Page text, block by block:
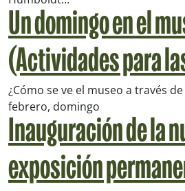
Un domingo en el
(Actividades para
¿Cómo se ve el museo a través
febrero, domingo
Inauguración de la
exposición